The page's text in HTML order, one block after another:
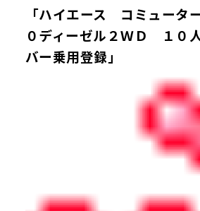
「ハイエース コミュータ
０ディーゼル２ＷＤ １０
バー乗用登録」